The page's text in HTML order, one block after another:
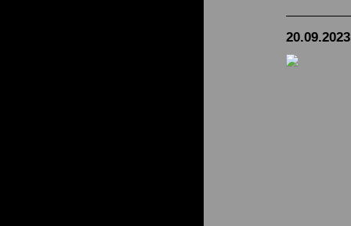
20.09.2023